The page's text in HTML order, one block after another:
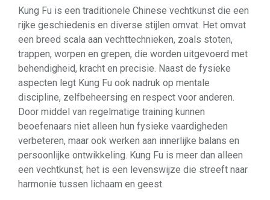
Kung Fu is een traditionele Chinese vechtkunst die een
rijke geschiedenis en diverse stijlen omvat. Het omvat
een breed scala aan vechttechnieken, zoals stoten,
trappen, worpen en grepen, die worden uitgevoerd met
behendigheid, kracht en precisie. Naast de fysieke
aspecten legt Kung Fu ook nadruk op mentale
discipline, zelfbeheersing en respect voor anderen.
Door middel van regelmatige training kunnen
beoefenaars niet alleen hun fysieke vaardigheden
verbeteren, maar ook werken aan innerlijke balans en
persoonlijke ontwikkeling. Kung Fu is meer dan alleen
een vechtkunst; het is een levenswijze die streeft naar
harmonie tussen lichaam en geest.